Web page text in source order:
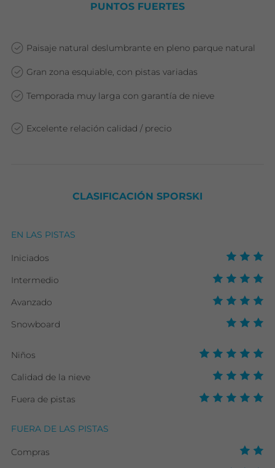
PUNTOS FUERTES
Paisaje natural deslumbrante en pleno parque natural
Gran zona esquiable, con pistas variadas
Temporada muy larga con garantía de nieve
Excelente relación calidad / precio
CLASIFICACIÓN SPORSKI
EN LAS PISTAS
Iniciados
Intermedio
Avanzado
Snowboard
Niños
Calidad de la nieve
Fuera de pistas
FUERA DE LAS PISTAS
Compras